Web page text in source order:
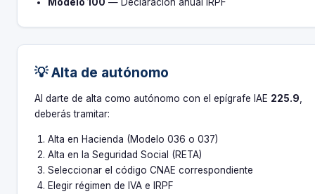
Modelo 100 — Declaración anual IRPF
💡 Alta de autónomo
Al darte de alta como autónomo con el epígrafe IAE 225.9
deberás tramitar:
Alta en Hacienda (Modelo 036 o 037)
Alta en la Seguridad Social (RETA)
Seleccionar el código CNAE correspondiente
Elegir régimen de IVA e IRPF